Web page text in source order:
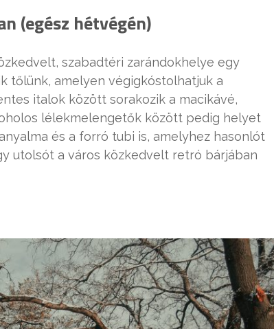
(egész hétvégén)
szabadtéri zarándokhelye egy
tőlünk, amelyen végigkóstolhatjuk a
italok között sorakozik a macikávé,
lélekmelengetők között pedig helyet
és a forró tubi is, amelyhez hasonlót
utolsót a város közkedvelt retró bárjában